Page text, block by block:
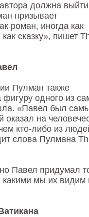
должна
призывает
роман, иногда как
сказку», пишет
Пулман также
фигуру одного из
«Павел был
оказал на
кто-либо из
слова Пулмана
Павел придумал
какими мы их видим